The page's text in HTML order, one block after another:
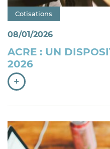
Catégorie : "
Cotisations
08/01/2026
ACRE : UN
2026
+